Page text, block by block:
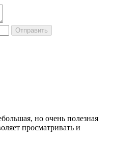
но очень полезная
просматривать и